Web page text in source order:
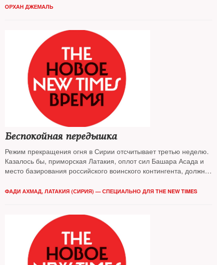
анализировал The New Times
ОРХАН ДЖЕМАЛЬ
Беспокойная передышка
Режим прекращения огня в Сирии отсчитывает третью неделю.
Казалось бы, приморская Латакия, оплот сил Башара Асада и
место базирования российского воинского контингента, должна
ФАДИ АХМАД, ЛАТАКИЯ (СИРИЯ) — СПЕЦИАЛЬНО ДЛЯ THE NEW TIMES